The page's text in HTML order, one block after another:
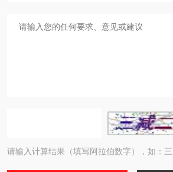
请输入计算结果（填写阿拉伯数字），如：